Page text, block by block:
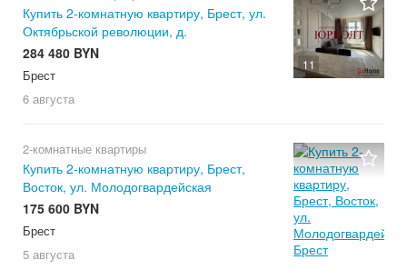
11
Купить 2-комнатную квартиру, Брест, ул.
Октябрьской революции, д.
284 480 BYN
Брест
6 августа
2-комнатные квартиры
Купить 2-комнатную квартиру, Брест,
Восток, ул. Молодогвардейская
175 600 BYN
Брест
5 августа